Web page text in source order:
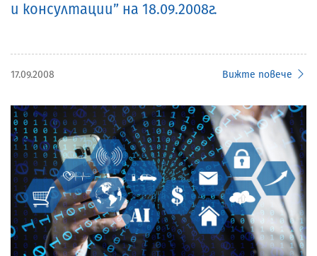
и консултации” на 18.09.2008г.
17.09.2008 Вижте повече